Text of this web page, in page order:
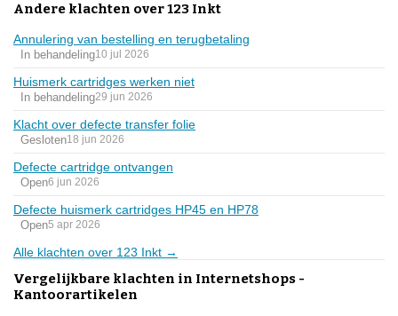
Andere klachten over 123 Inkt
Annulering van bestelling en terugbetaling
In behandeling10 jul 2026
Huismerk cartridges werken niet
In behandeling29 jun 2026
Klacht over defecte transfer folie
Gesloten18 jun 2026
Defecte cartridge ontvangen
Open6 jun 2026
Defecte huismerk cartridges HP45 en HP78
Open5 apr 2026
Alle klachten over 123 Inkt →
Vergelijkbare klachten in Internetshops -
Kantoorartikelen